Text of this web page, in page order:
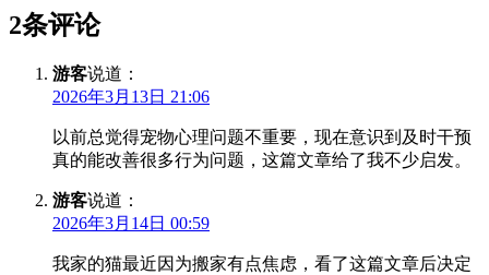
2条评论
游客说道：
2026年3月13日 21:06
以前总觉得宠物心理问题不重要，现在意识到及时干预
真的能改善很多行为问题，这篇文章给了我不少启发。
游客说道：
2026年3月14日 00:59
我家的猫最近因为搬家有点焦虑，看了这篇文章后决定